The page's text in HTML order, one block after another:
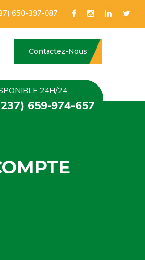
650-397-087
Contactez-Nous
24H/24
659-974-657